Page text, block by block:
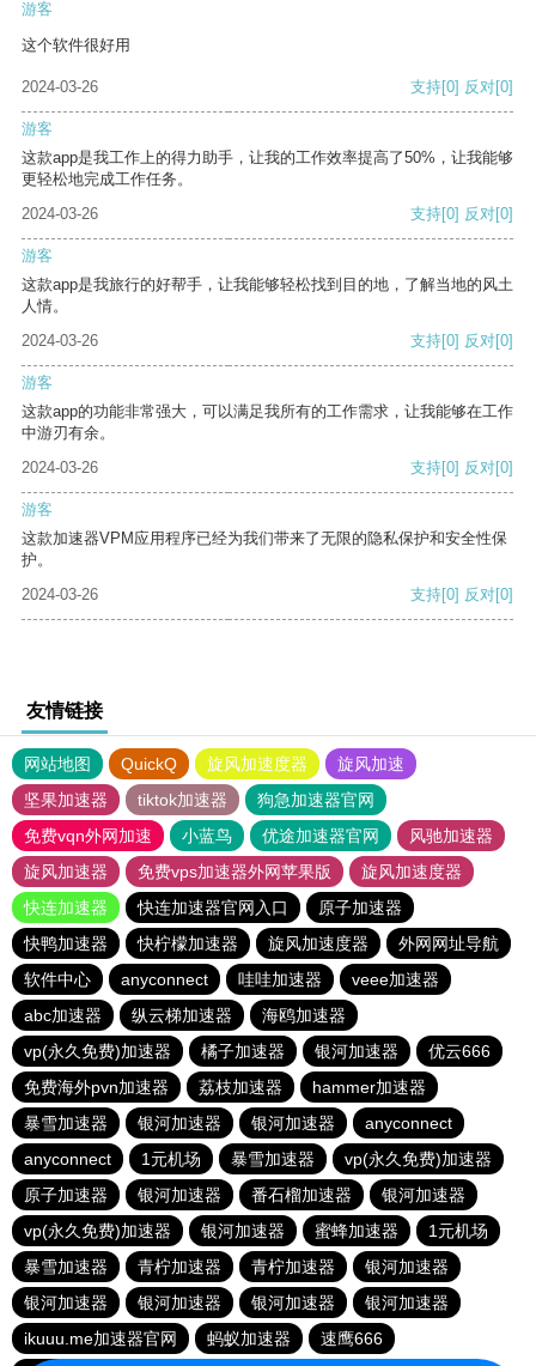
游客
这个软件很好用
2024-03-26 支持[0] 反对[0]
游客
这款app是我工作上的得力助手，让我的工作效率提高了50%，让我能够
更轻松地完成工作任务。
2024-03-26
支持[0] 反对[0]
游客
这款app是我旅行的好帮手，让我能够轻松找到目的地，了解当地的风土
人情。
2024-03-26
支持[0] 反对[0]
游客
这款app的功能非常强大，可以满足我所有的工作需求，让我能够在工作
中游刃有余。
2024-03-26
支持[0] 反对[0]
游客
这款加速器VPM应用程序已经为我们带来了无限的隐私保护和安全性保
护。
2024-03-26
支持[0] 反对[0]
友情链接
网站地图 QuickQ 旋风加速度器
旋风加速
坚果加速器
tiktok加速器
狗急加速器官网
免费vqn外网加速
小蓝鸟 优途加速器官网
风驰加速器
旋风加速器
免费vps加速器外网苹果版
旋风加速度器
快连加速器
快连加速器官网入口
原子加速器
快鸭加速器
快柠檬加速器 旋风加速度器
外网网址导航
软件中心
anyconnect 哇哇加速器
veee加速器
abc加速器
纵云梯加速器
海鸥加速器
vp(永久免费)加速器
橘子加速器 银河加速器
优云666
免费海外pvn加速器
荔枝加速器
hammer加速器
暴雪加速器
银河加速器 银河加速器
anyconnect
anyconnect
1元机场 暴雪加速器
vp(永久免费)加速器
原子加速器
银河加速器 番石榴加速器
银河加速器
vp(永久免费)加速器
银河加速器 蜜蜂加速器
1元机场
暴雪加速器
青柠加速器 青柠加速器
银河加速器
银河加速器
银河加速器 银河加速器
银河加速器
ikuuu.me加速器官网
蚂蚁加速器
速鹰666